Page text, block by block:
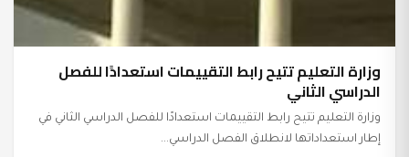
وزارة التعليم تتيح رابط التقييمات استعدادًا للفصل
الدراسي الثاني
وزارة التعليم تتيح رابط التقييمات استعدادًا للفصل الدراسي الثاني في
إطار استعداداتها لانطلاق الفصل الدراسي...